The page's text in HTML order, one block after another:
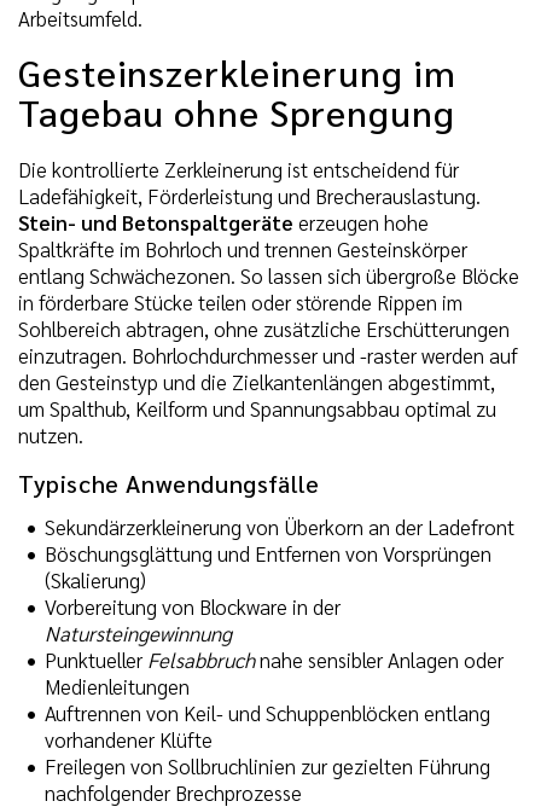
Arbeitsumfeld.
Gesteinszerkleinerung im
Tagebau ohne Sprengung
Die kontrollierte Zerkleinerung ist entscheidend für
Ladefähigkeit, Förderleistung und Brecherauslastung.
Stein- und Betonspaltgeräte erzeugen hohe
Spaltkräfte im Bohrloch und trennen Gesteinskörper
entlang Schwächezonen. So lassen sich übergroße Blöcke
in förderbare Stücke teilen oder störende Rippen im
Sohlbereich abtragen, ohne zusätzliche Erschütterungen
einzutragen. Bohrlochdurchmesser und -raster werden auf
den Gesteinstyp und die Zielkantenlängen abgestimmt,
um Spalthub, Keilform und Spannungsabbau optimal zu
nutzen.
Typische Anwendungsfälle
Sekundärzerkleinerung von Überkorn an der Ladefront
Böschungsglättung und Entfernen von Vorsprüngen
(Skalierung)
Vorbereitung von Blockware in der
Natursteingewinnung
Punktueller Felsabbruchnahe sensibler Anlagen oder
Medienleitungen
Auftrennen von Keil- und Schuppenblöcken entlang
vorhandener Klüfte
Freilegen von Sollbruchlinien zur gezielten Führung
nachfolgender Brechprozesse